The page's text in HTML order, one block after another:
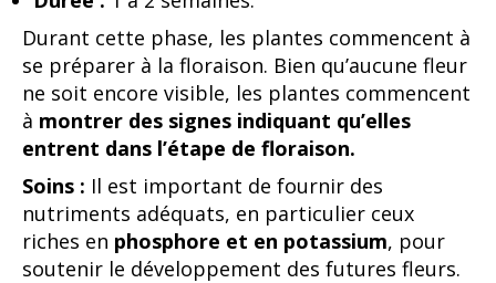
Durant cette phase, les plantes commencent à
se préparer à la floraison. Bien qu’aucune fleur
ne soit encore visible, les plantes commencent
à montrer des signes indiquant qu’elles
entrent dans l’étape de floraison.
Soins : Il est important de fournir des
nutriments adéquats, en particulier ceux
riches en phosphore et en potassium, pour
soutenir le développement des futures fleurs.